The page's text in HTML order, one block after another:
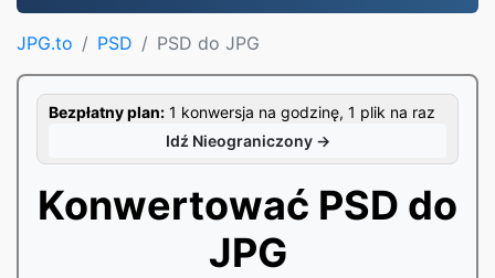
JPG.to PSD PSD do JPG
Bezpłatny plan: 1 konwersja na godzinę, 1 plik na raz
Idź Nieograniczony →
Konwertować PSD do
JPG